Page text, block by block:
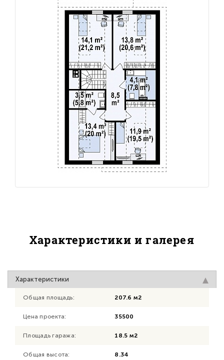
Характеристики и галерея
Характеристики
Общая площадь: 207.6 м2
Цена проекта: 35500
Площадь гаража: 18.5 м2
Общая высота: 8.34